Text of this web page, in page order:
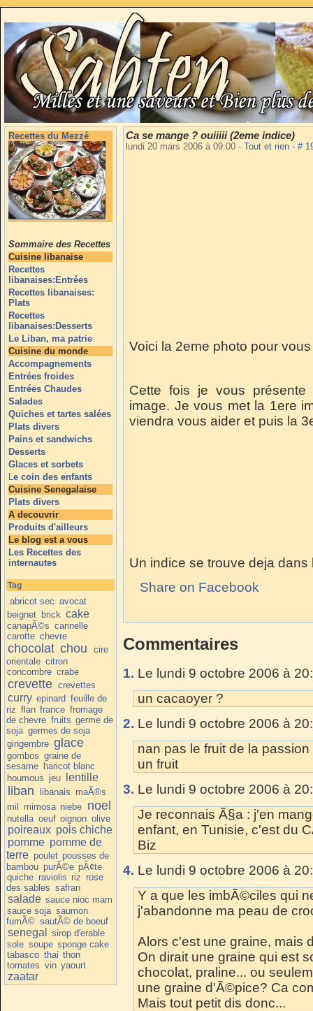
Recettes du Mezzé
Sommaire des Recettes
Cuisine libanaise
Recettes
libanaises:Entrées
Recettes libanaises:
Plats
Recettes
libanaises:Desserts
Le Liban, ma patrie
Cuisine du monde
Accompagnements
Entrées froides
Entrées Chaudes
Salades
Quiches et tartes salées
Plats divers
Pains et sandwichs
Desserts
Glaces et sorbets
Le coin des enfants
Cuisine Senegalaise
Plats divers
A decouvrir
Produits d'ailleurs
Le blog est a vous
Les Recettes des
internautes
Tag
abricot sec avocat
beignet brick cake
canapÃ©s cannelle
carotte chevre
chocolat chou
cire
orientale citron
concombre crabe
crevette crevettes
curry epinard feuille de
riz flan france fromage
de chevre fruits germe de
soja germes de soja
gingembre glace
gombos graine de
sesame haricot blanc
houmous jeu lentille
liban libanais maÃ®s
mil mimosa niebe noel
nutella oeuf oignon olive
poireaux pois chiche
pomme pomme de
terre poulet pousses de
bambou purÃ©e pÃ¢te
quiche raviolis riz rose
des sables safran
salade sauce nioc mam
sauce soja saumon
fumÃ© sautÃ© de boeuf
senegal
sirop d'erable
sole soupe sponge cake
tabasco thai thon
tomates vin yaourt
zaatar
Ca se mange ? ouiiiii (2eme indice)
lundi 20 mars 2006 à 09:00 - Tout et rien - #
Voici la 2eme photo pour
Cette fois je vous
image. Je vous met la 1ere
viendra vous aider et puis la
Un indice se trouve deja dans
Share on Facebook
Commentaires
1. Le lundi 9 octobre 2006 à
un cacaoyer ?
2. Le lundi 9 octobre 2006 à
nan pas le fruit de la
un fruit
3. Le lundi 9 octobre 2006 à
Je reconnais Ã§a : j'en
enfant, en Tunisie, c'est du
Biz
4. Le lundi 9 octobre 2006 à
Y a que les imbÃ©ciles qui
j'abandonne ma peau de
Alors c'est une graine, mais
On dirait une graine qui est
chocolat, praline... ou
une graine d'Ã©pice? Ca
Mais tout petit dis donc...